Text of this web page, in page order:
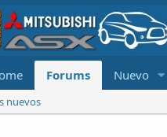
Forums Nuevo
nuevos